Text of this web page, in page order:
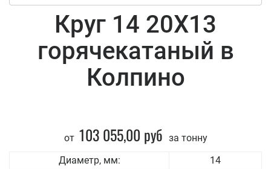
Круг 14 20Х13
горячекатаный в
Колпино
от 103 055,00 руб за тонну
Диаметр, мм:
14